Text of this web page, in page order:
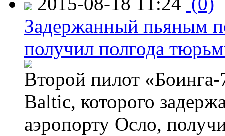
Задержанный пьяным
получил полгода
Второй пилот
Baltic, которого
аэропорту Осло,